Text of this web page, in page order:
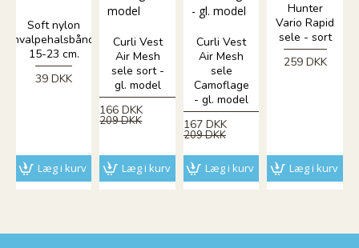
Soft nylon
hvalpehalsbånd
15-23 cm.
39 DKK
Læg i kurv
Curli Vest
Air Mesh
sele sort -
gl. model
166 DKK
209 DKK
Læg i kurv
Curli Vest
Air Mesh
sele
Camoflage
- gl. model
167 DKK
209 DKK
Læg i kurv
Hunter
Vario Rapid
sele - sort
259 DKK
Læg i kurv